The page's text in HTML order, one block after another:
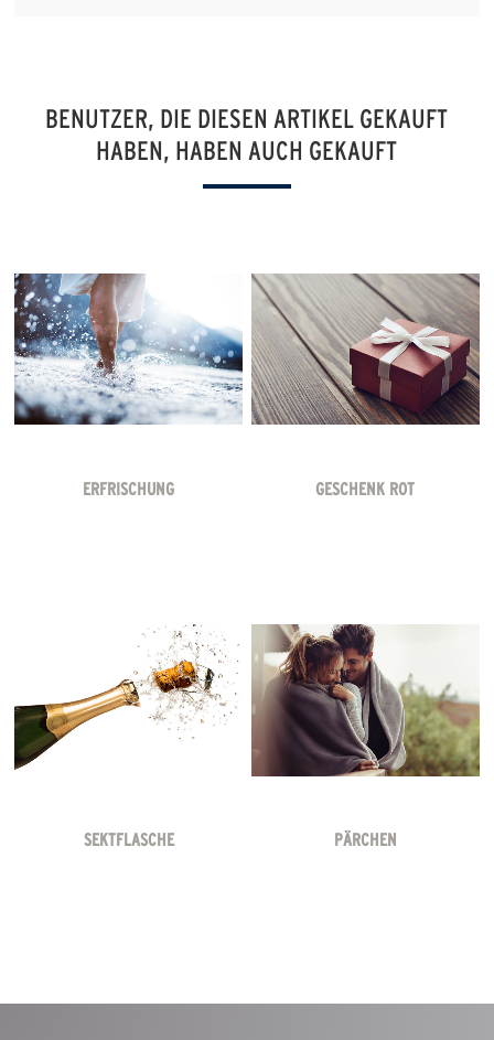
BENUTZER, DIE DIESEN ARTIKEL GEKAUFT
HABEN, HABEN AUCH GEKAUFT
ERFRISCHUNG GESCHENK ROT
SEKTFLASCHE PÄRCHEN